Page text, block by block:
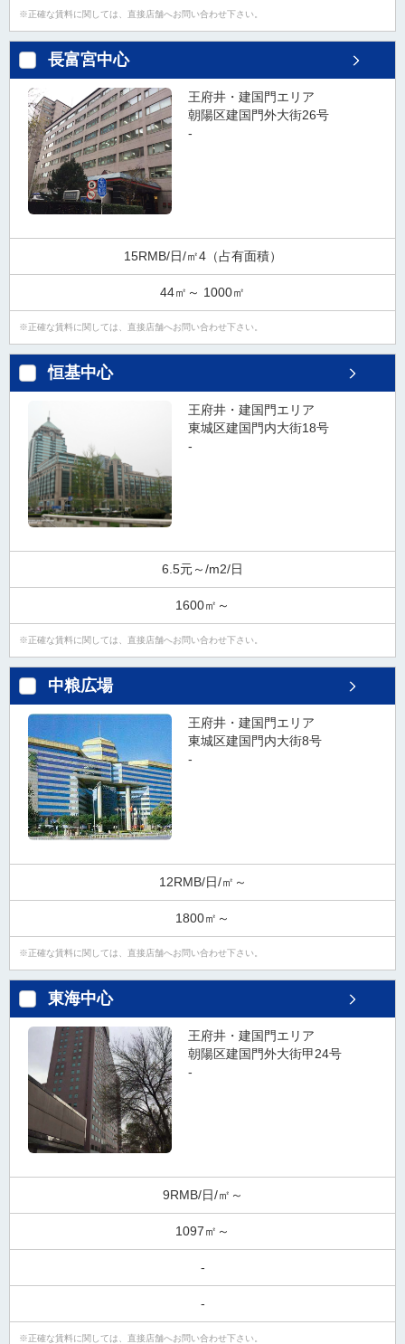
正確な賃料に関しては、直接店舗へお問い合わせ下さい。
長富宮中心
王府井・建国門エリア
朝陽区建国門外大街26号
-
15RMB/日/㎡4（占有面積）
44㎡～ 1000㎡
正確な賃料に関しては、直接店舗へお問い合わせ下さい。
恒基中心
王府井・建国門エリア
東城区建国門内大街18号
-
6.5元～/m2/日
1600㎡～
正確な賃料に関しては、直接店舗へお問い合わせ下さい。
中粮広場
王府井・建国門エリア
東城区建国門内大街8号
-
12RMB/日/㎡～
1800㎡～
正確な賃料に関しては、直接店舗へお問い合わせ下さい。
東海中心
王府井・建国門エリア
朝陽区建国門外大街甲24号
-
9RMB/日/㎡～
1097㎡～
-
-
正確な賃料に関しては、直接店舗へお問い合わせ下さい。